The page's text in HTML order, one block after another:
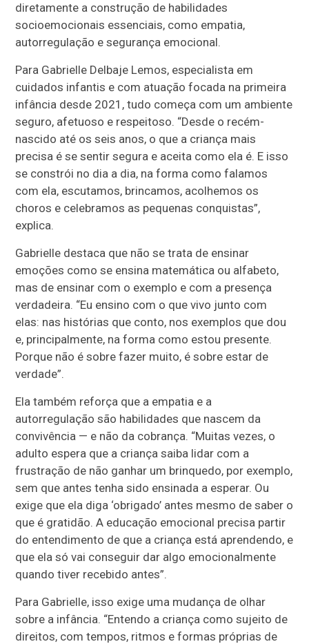
diretamente a construção de habilidades
socioemocionais essenciais, como empatia,
autorregulação e segurança emocional.
Para Gabrielle Delbaje Lemos, especialista em
cuidados infantis e com atuação focada na primeira
infância desde 2021, tudo começa com um ambiente
seguro, afetuoso e respeitoso. “Desde o recém-
nascido até os seis anos, o que a criança mais
precisa é se sentir segura e aceita como ela é. E isso
se constrói no dia a dia, na forma como falamos
com ela, escutamos, brincamos, acolhemos os
choros e celebramos as pequenas conquistas”,
explica.
Gabrielle destaca que não se trata de ensinar
emoções como se ensina matemática ou alfabeto,
mas de ensinar com o exemplo e com a presença
verdadeira. “Eu ensino com o que vivo junto com
elas: nas histórias que conto, nos exemplos que dou
e, principalmente, na forma como estou presente.
Porque não é sobre fazer muito, é sobre estar de
verdade”.
Ela também reforça que a empatia e a
autorregulação são habilidades que nascem da
convivência — e não da cobrança. “Muitas vezes, o
adulto espera que a criança saiba lidar com a
frustração de não ganhar um brinquedo, por exemplo,
sem que antes tenha sido ensinada a esperar. Ou
exige que ela diga ‘obrigado’ antes mesmo de saber o
que é gratidão. A educação emocional precisa partir
do entendimento de que a criança está aprendendo, e
que ela só vai conseguir dar algo emocionalmente
quando tiver recebido antes”.
Para Gabrielle, isso exige uma mudança de olhar
sobre a infância. “Entendo a criança como sujeito de
direitos, com tempos, ritmos e formas próprias de